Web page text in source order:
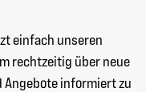
einfach unseren
rechtzeitig über neue
Angebote informiert zu